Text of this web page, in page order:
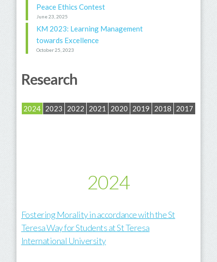
Peace Ethics Contest
June 23, 2025
KM 2023: Learning Management
towards Excellence
October 25, 2023
Research
2024 2023 2022 2021 2020 2019 2018 2017
2024
Fostering Morality in accordance with the St
Teresa Way for Students at St Teresa
International University